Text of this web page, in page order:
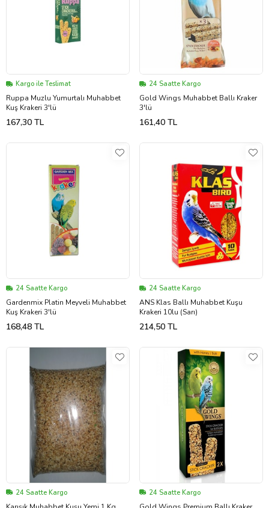
Kargo ile Teslimat
Ruppa Muzlu Yumurtalı Muhabbet
Kuş Krakeri 3'lü
167,30 TL
24 Saatte Kargo
Gold Wings Muhabbet Ballı Kraker
3'lü
161,40 TL
24 Saatte Kargo
Gardenmix Platin Meyveli Muhabbet
Kuş Krakeri 3'lü
168,48 TL
24 Saatte Kargo
ANS Klas Ballı Muhabbet Kuşu
Krakeri 10lu (Sarı)
214,50 TL
24 Saatte Kargo 24 Saatte Kargo